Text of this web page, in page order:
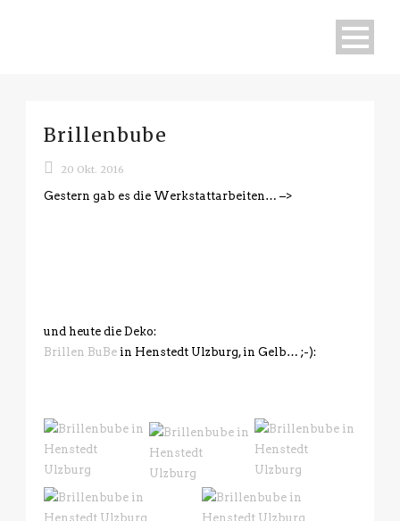
Brillenbube
20 Okt. 2016
Gestern gab es die Werkstattarbeiten… –>
und heute die Deko:
Brillen BuBe in Henstedt Ulzburg, in Gelb… ;-):